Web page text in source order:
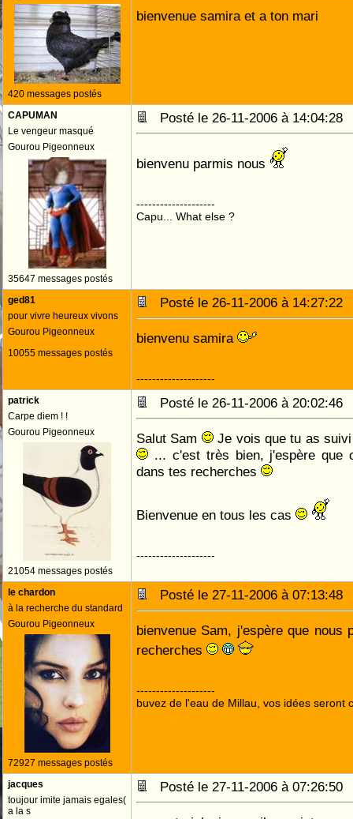
420 messages postés
bienvenue samira et a ton mari
CAPUMAN
Le vengeur masqué
Gourou Pigeonneux
35647 messages postés
Posté le 26-11-2006 à
bienvenu parmis nous
--------------------
Capu... What else ?
ged81
pour vivre heureux vivons
Gourou Pigeonneux
10055 messages postés
Posté le 26-11-2006 à
bienvenu samira
--------------------
patrick
Carpe diem ! !
Gourou Pigeonneux
21054 messages postés
Posté le 26-11-2006 à
Salut Sam
Je vois que tu as
... c'est très bien, j'espère que
dans tes recherches
Bienvenue en tous les cas
--------------------
le chardon
à la recherche du standard
Gourou Pigeonneux
72927 messages postés
Posté le 27-11-2006 à
bienvenue Sam, j'espère que nous
recherches
--------------------
buvez de l'eau de Millau, vos idées seront
jacques
toujour imite jamais egales(
a la s
Posté le 27-11-2006 à